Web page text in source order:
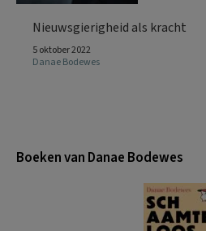
Nieuwsgierigheid als kracht
5 oktober 2022
Danae Bodewes
Boeken van Danae Bodewes